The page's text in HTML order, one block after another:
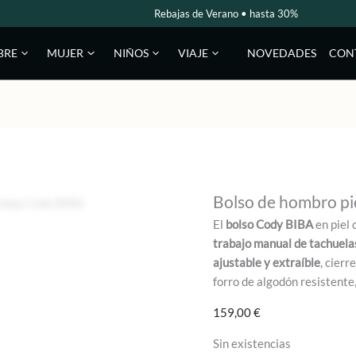
Rebajas de Verano • hasta 30%
MUJER NIÑOS VIAJE NOVEDADES
Bolso de hombro
El bolso Cody BIBAen piel
trabajo manual de
ajustable y extraíble,
forro de algodón
159,00€
Sin existencias